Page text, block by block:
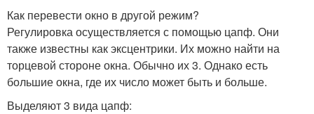
Как перевести окно в другой режим?
Регулировка осуществляется с помощью цапф. Они
также известны как эксцентрики. Их можно найти на
торцевой стороне окна. Обычно их 3. Однако есть
большие окна, где их число может быть и больше.
Выделяют 3 вида цапф: